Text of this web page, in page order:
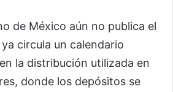
de México aún no publica el
circula un calendario
la distribución utilizada en
donde los depósitos se